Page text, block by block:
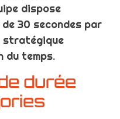
dispose
de 30 secondes par
stratégique
du temps.
durée